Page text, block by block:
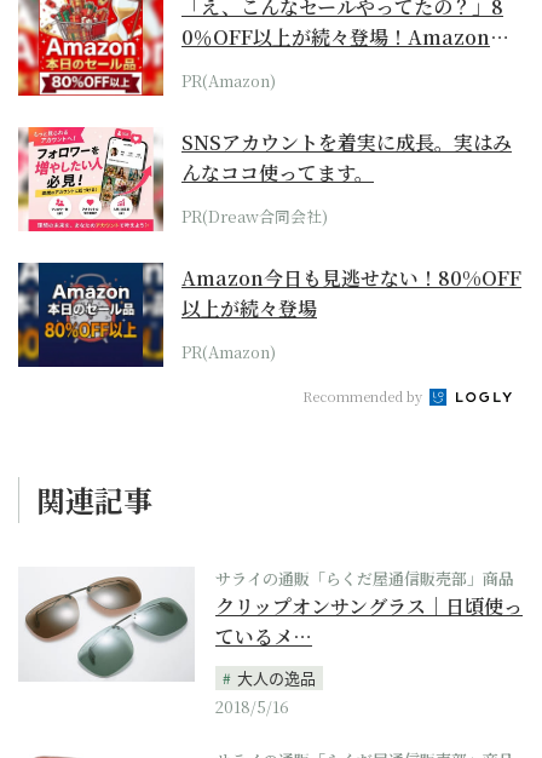
「え、こんなセールやってたの？」8
0％OFF以上が続々登場！Amazonの
本気が...
PR(Amazon)
SNSアカウントを着実に成長。実はみ
んなココ使ってます。
PR(Dreaw合同会社)
Amazon今日も見逃せない！80%OFF
以上が続々登場
PR(Amazon)
Recommended by
関連記事
サライの通販「らくだ屋通信販売部」商品
クリップオンサングラス｜日頃使っ
ているメ…
大人の逸品
2018/5/16